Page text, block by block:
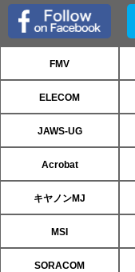
FMV
ELECOM
JAWS-UG
Acrobat
キヤノンMJ
MSI
SORACOM